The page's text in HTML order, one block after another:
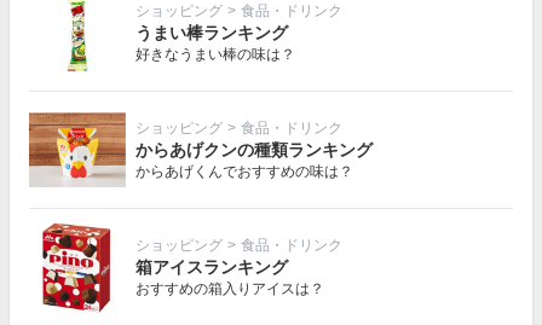
ショッピング > 食品・ドリンク
うまい棒ランキング
好きなうまい棒の味は？
ショッピング > 食品・ドリンク
からあげクンの種類ランキング
からあげくんでおすすめの味は？
ショッピング > 食品・ドリンク
箱アイスランキング
おすすめの箱入りアイスは？